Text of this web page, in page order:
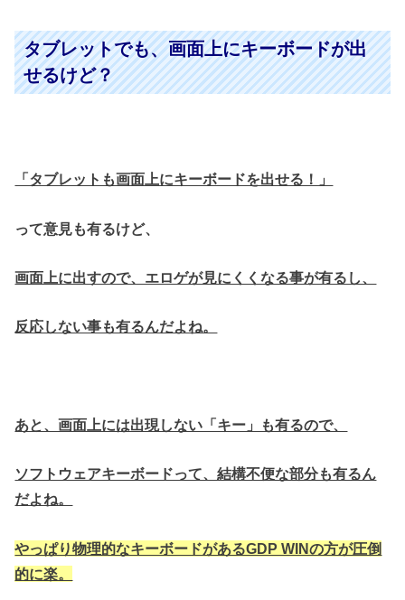
タブレットでも、画面上にキーボードが出
せるけど？
「タブレットも画面上にキーボードを出せる！」
って意見も有るけど、
画面上に出すので、エロゲが見にくくなる事が有るし、
反応しない事も有るんだよね。
あと、画面上には出現しない「キー」も有るので、
ソフトウェアキーボードって、結構不便な部分も有るん
だよね。
やっぱり物理的なキーボードがあるGDP WINの方が圧倒
的に楽。